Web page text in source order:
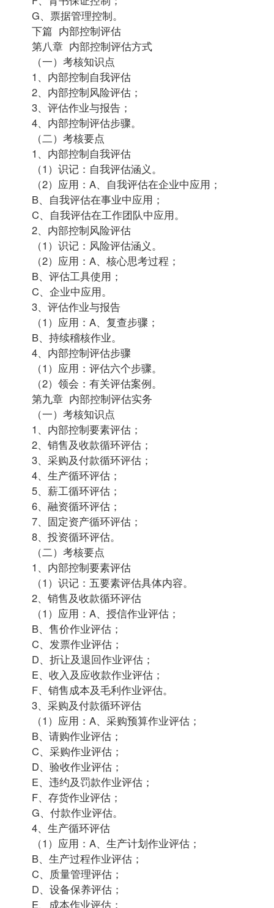
G、票据管理控制。
下篇 内部控制评估
第八章 内部控制评估方式
（一）考核知识点
1、内部控制自我评估
2、内部控制风险评估；
3、评估作业与报告；
4、内部控制评估步骤。
（二）考核要点
1、内部控制自我评估
（1）识记：自我评估涵义。
（2）应用：A、自我评估在企业中应用；
B、自我评估在事业中应用；
C、自我评估在工作团队中应用。
2、内部控制风险评估
（1）识记：风险评估涵义。
（2）应用：A、核心思考过程；
B、评估工具使用；
C、企业中应用。
3、评估作业与报告
（1）应用：A、复查步骤；
B、持续稽核作业。
4、内部控制评估步骤
（1）应用：评估六个步骤。
（2）领会：有关评估案例。
第九章 内部控制评估实务
（一）考核知识点
1、内部控制要素评估；
2、销售及收款循环评估；
3、采购及付款循环评估；
4、生产循环评估；
5、薪工循环评估；
6、融资循环评估；
7、固定资产循环评估；
8、投资循环评估。
（二）考核要点
1、内部控制要素评估
（1）识记：五要素评估具体内容。
2、销售及收款循环评估
（1）应用：A、授信作业评估；
B、售价作业评估；
C、发票作业评估；
D、折让及退回作业评估；
E、收入及应收款作业评估；
F、销售成本及毛利作业评估。
3、采购及付款循环评估
（1）应用：A、采购预算作业评估；
B、请购作业评估；
C、采购作业评估；
D、验收作业评估；
E、违约及罚款作业评估；
F、存货作业评估；
G、付款作业评估。
4、生产循环评估
（1）应用：A、生产计划作业评估；
B、生产过程作业评估；
C、质量管理评估；
D、设备保养评估；
E、成本作业评估；